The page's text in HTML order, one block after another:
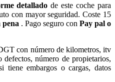
detalladode este coche para
con mayor seguridad. Coste 15
pena . Pago seguro con Pay pal o
con número de kilometros, itv
número de propietarios,
tiene embargos o cargas, datos